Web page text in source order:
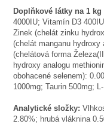
Doplňkové látky na 1 kg
4000IU; Vitamín D3
Zinek (chelát zinku
(chelát manganu hydroxy
(chelátová forma
hydroxy analogu
obohacené selenem):
1000mg; Taurin 500mg;
Analytické složky:
2.80%; hrubá vláknina